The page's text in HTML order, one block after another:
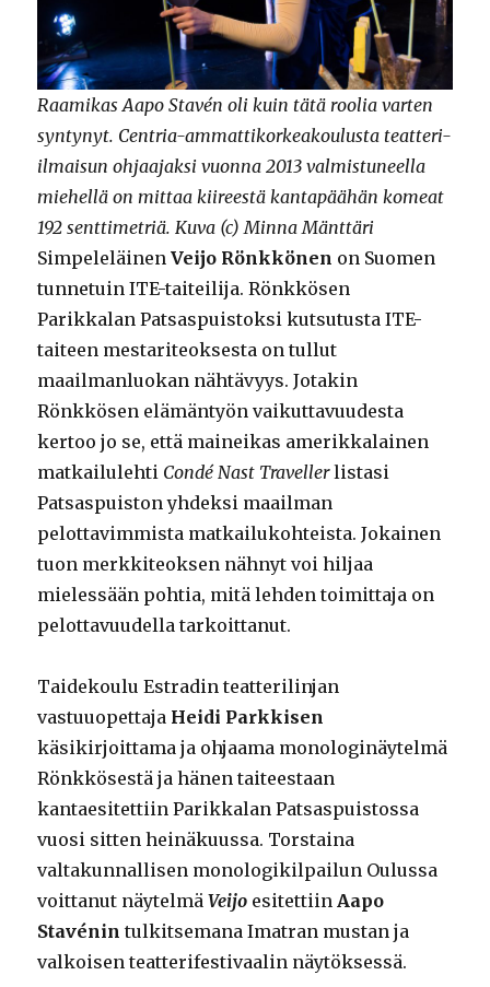
Raamikas Aapo Stavén oli kuin tätä roolia varten
syntynyt. Centria-ammattikorkeakoulusta teatteri-
ilmaisun ohjaajaksi vuonna 2013 valmistuneella
miehellä on mittaa kiireestä kantapäähän komeat
192 senttimetriä. Kuva (c) Minna Mänttäri
SimpeleläinenVeijo Rönkkönen on Suomen
tunnetuin ITE-taiteilija. Rönkkösen
Parikkalan Patsaspuistoksi kutsutusta ITE-
taiteen mestariteoksesta on tullut
maailmanluokan nähtävyys. Jotakin
Rönkkösen elämäntyön vaikuttavuudesta
kertoo jo se, että maineikas amerikkalainen
matkailulehti Condé Nast Travellerlistasi
Patsaspuiston yhdeksi maailman
pelottavimmista matkailukohteista. Jokainen
tuon merkkiteoksen nähnyt voi hiljaa
mielessään pohtia, mitä lehden toimittaja on
pelottavuudella tarkoittanut.
Taidekoulu Estradin teatterilinjan
vastuuopettaja Heidi Parkkisen
käsikirjoittama ja ohjaama monologinäytelmä
Rönkkösestä ja hänen taiteestaan
kantaesitettiin Parikkalan Patsaspuistossa
vuosi sitten heinäkuussa. Torstaina
valtakunnallisen monologikilpailun Oulussa
voittanut näytelmäVeijo esitettiinAapo
Stavénintulkitsemana Imatran mustan ja
valkoisen teatterifestivaalin näytöksessä.